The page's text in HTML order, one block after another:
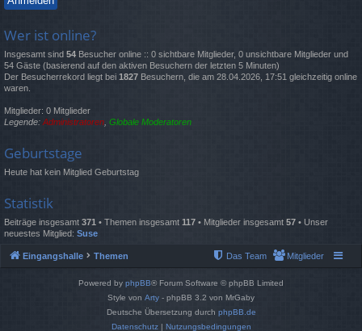
Wer ist online?
Insgesamt sind 54 Besucher online :: 0 sichtbare Mitglieder, 0 unsichtbare Mitglieder und
54 Gäste (basierend auf den aktiven Besuchern der letzten 5 Minuten)
Der Besucherrekord liegt bei 1827 Besuchern, die am 28.04.2026, 17:51 gleichzeitig online
waren.
Mitglieder: 0 Mitglieder
Legende: Administratoren Globale Moderatoren
Geburtstage
Heute hat kein Mitglied Geburtstag
Statistik
Beiträge insgesamt 371 • Themen insgesamt 117 • Mitglieder insgesamt 57 • Unser
neuestes Mitglied: Suse
Eingangshalle Themen Mitglieder
Das Team
Powered by phpBB® Forum Software © phpBB Limited
Style von Arty - phpBB 3.2 von MrGaby
Deutsche Übersetzung durch phpBB.de
Datenschutz| Nutzungsbedingungen